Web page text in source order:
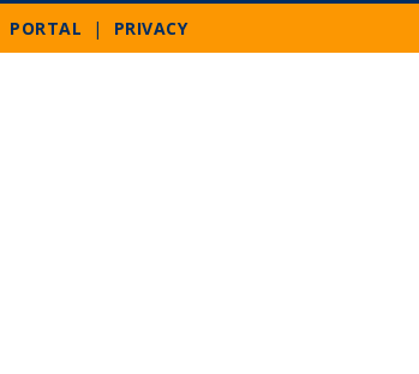
PORTAL | PRIVACY